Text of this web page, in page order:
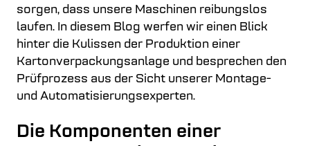
sorgen, dass unsere Maschinen reibungslos
laufen. In diesem Blog werfen wir einen Blick
hinter die Kulissen der Produktion einer
Kartonverpackungsanlage und besprechen den
Prüfprozess aus der Sicht unserer Montage-
und Automatisierungsexperten.
Die Komponenten einer